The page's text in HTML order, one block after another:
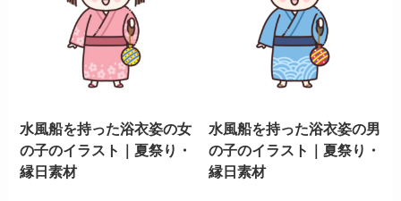
水風船を持った浴衣姿の女
の子のイラスト｜夏祭り・
縁日素材
水風船を持った浴衣姿の男
の子のイラスト｜夏祭り・
縁日素材